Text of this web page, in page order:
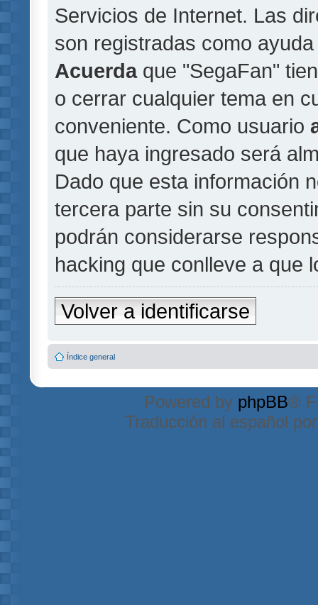
Servicios de Internet. Las
son registradas como
Acuerdaque "SegaFan"
o cerrar cualquier tema en
conveniente. Como usuario
que haya ingresado será
Dado que esta información
tercera parte sin su
podrán considerarse
hacking que conlleve a que
Volver a identificarse
Índice general
Powered by phpBB®
Traducción al español